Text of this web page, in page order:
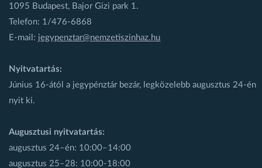
1095 Budapest, Bajor Gizi park 1.
Telefon: 1/476-6868
E-mail: jegypenztar@nemzetiszinhaz.hu
Nyitvatartás:
Június 16-ától a jegypénztár bezár, legközelebb augusztus 24-én
nyit ki.
Augusztusi nyitvatartás:
augusztus 24–én: 10:00–14:00
augusztus 25–28: 10:00-18:00